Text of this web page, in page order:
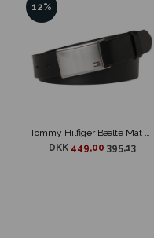
12%
DKK449,00395,13